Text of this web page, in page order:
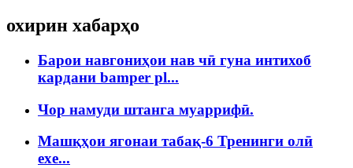
охирин хабарҳо
Барои навгониҳои нав чӣ гуна интихоб
кардани bamper pl...
Чор намуди штанга муаррифӣ.
Машқҳои ягонаи табақ-6 Тренинги олӣ
exe...